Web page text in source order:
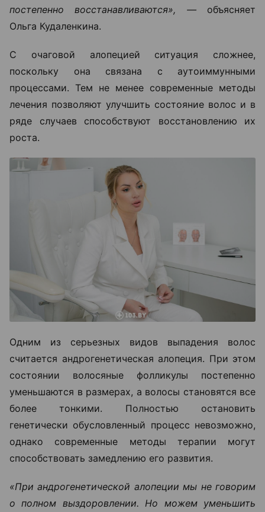
постепенно восстанавливаются», —объясняет
Ольга Кудаленкина.
С очаговой алопецией ситуация сложнее,
поскольку она связана с аутоиммунными
процессами. Тем не менее современные методы
лечения позволяют улучшить состояние волос и в
ряде случаев способствуют восстановлению их
роста.
Одним из серьезных видов выпадения волос
считается андрогенетическая алопеция. При этом
состоянии волосяные фолликулы постепенно
уменьшаются в размерах, а волосы становятся все
более тонкими. Полностью остановить
генетически обусловленный процесс невозможно,
однако современные методы терапии могут
способствовать замедлению его развития.
«При андрогенетической алопеции мы не говорим
о полном выздоровлении. Но можем уменьшить